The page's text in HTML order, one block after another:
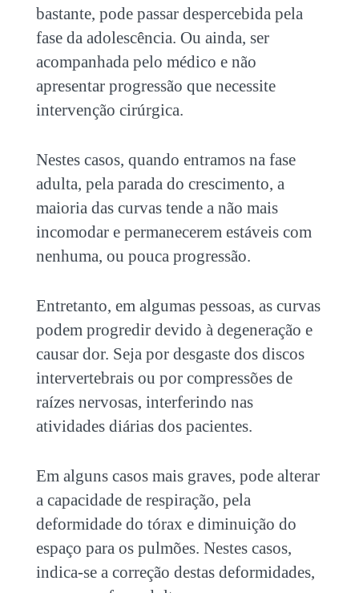
bastante, pode passar despercebida pela
fase da adolescência. Ou ainda, ser
acompanhada pelo médico e não
apresentar progressão que necessite
intervenção cirúrgica.
Nestes casos, quando entramos na fase
adulta, pela parada do crescimento, a
maioria das curvas tende a não mais
incomodar e permanecerem estáveis com
nenhuma, ou pouca progressão.
Entretanto, em algumas pessoas, as curvas
podem progredir devido à degeneração e
causar dor. Seja por desgaste dos discos
intervertebrais ou por compressões de
raízes nervosas, interferindo nas
atividades diárias dos pacientes.
Em alguns casos mais graves, pode alterar
a capacidade de respiração, pela
deformidade do tórax e diminuição do
espaço para os pulmões. Nestes casos,
indica-se a correção destas deformidades,